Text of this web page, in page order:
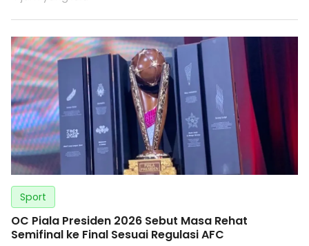
Sport
OC Piala Presiden 2026 Sebut Masa Rehat
Semifinal ke Final Sesuai Regulasi AFC